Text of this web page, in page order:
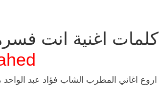
كلمات اغنية انت
اروع اغاني المطرب الشاب فؤاد عبد